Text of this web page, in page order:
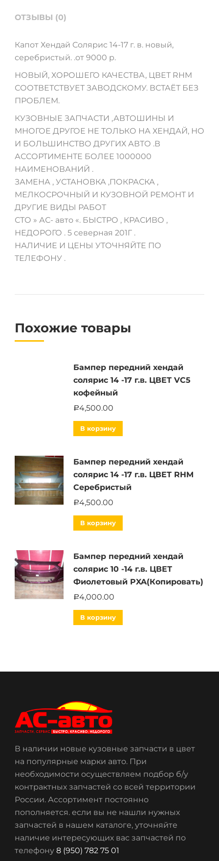
ОТЗЫВЫ (0)
Капот Хендай Солярис 14-17 г. в. новый,
серебристый. .от 9000 р.
НОВЫЙ, ХОРОШЕГО КАЧЕСТВА, ЦВЕТ RHM
СООТВЕТСТВУЕТ ЗАВОДСКОМУ. ВСТАЁТ БЕЗ
ПРОБЛЕМ.
КУЗОВНЫЕ ЗАПЧАСТИ ,АВТОШИНЫ И
МНОГОЕ ДРУГОЕ НЕ ТОЛЬКО НА ХЕНДАЙ, НО
И БОЛЬШИНСТВО ДРУГИХ АВТО .В
АССОРТИМЕНТЕ БОЛЕЕ 1000000
НАИМЕНОВАНИЙ .
ЗАМЕНА , УСТАНОВКА ,ПОКРАСКА ,
МЕЛКОСРОЧНЫЙ И КУЗОВНОЙ РЕМОНТ И
ДРУГИЕ ВИДЫ РАБОТ
СТО » АС- авто «. БЫСТРО , КРАСИВО ,
НЕДОРОГО . 5 северная 201Г .
НАЛИЧИЕ И ЦЕНЫ УТОЧНЯЙТЕ ПО
ТЕЛЕФОНУ .
Похожие товары
Бампер передний хендай
солярис 14 -17 г.в. ЦВЕТ VC5
кофейный
Р4,500.00
В корзину
Бампер передний хендай
солярис 14 -17 г.в. ЦВЕТ RHM
Серебристый
Р4,500.00
В корзину
Бампер передний хендай
солярис 10 -14 г.в. ЦВЕТ
Фиолетовый PXA(Копировать)
Р4,000.00
В корзину
В наличии новые кузовные запчасти в цвет
на популярные марки авто. При
необходимости осуществляем подбор б/у
контрактных запчастей со всей территории
России. Ассортимент постоянно
пополняется. если вы не нашли нужных
запчастей в нашем каталоге, уточняйте
наличие интересующих вас запчастей по
телефону 8 (950) 782 75 01